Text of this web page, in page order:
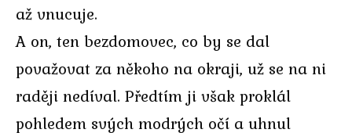
až vnucuje.
A on, ten bezdomovec, co by se dal
považovat za někoho na okraji, už se na ni
raději nedíval. Předtím ji však proklál
pohledem svých modrých očí a uhnul